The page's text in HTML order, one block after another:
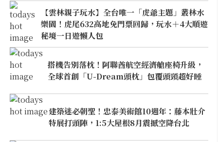
【雲林親子玩水】全台唯一「虎爺主題」叢林水
樂園！虎尾632高地免門票回歸，玩水＋4大順遊
秘境一日遊懶人包
搭機告別落枕！阿聯酋航空經濟艙座椅升級，
全球首創「U-Dream頭枕」包覆頭頸超好睡
建築迷必朝聖！忠泰美術館10週年：藤本壯介
特展打頭陣，1:5大屋根8月震撼空降台北